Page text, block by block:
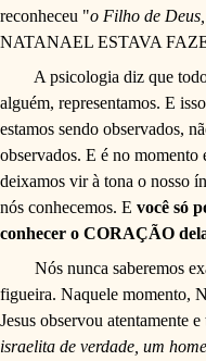
reconheceu "o Filho de
NATANAEL ESTAVA
A psicologia diz que
alguém, representamos. E
estamos sendo observados,
observados. E é no momento
deixamos vir à tona o nosso
nós conhecemos. E você só
conhecer o CORAÇÃO
Nós nunca saberemos
figueira. Naquele momento,
Jesus observou atentamente
israelita de verdade, um